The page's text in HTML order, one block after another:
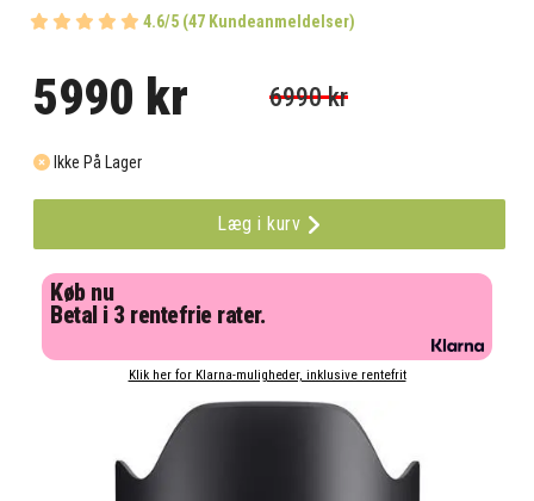
4.6/5 (47 Kundeanmeldelser)
5990 kr 6990 kr
Ikke På Lager
Læg i kurv
Køb nu
Betal i 3 rentefrie rater.
Klik her for Klarna-muligheder, inklusive rentefrit